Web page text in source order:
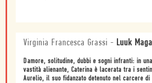
Virginia Francesca Grassi - Luuk
Damore, solitudine, dubbi e sogni infranti: in
vastità alienante, Caterina è lacerata tra i
Aurelio, il suo fidanzato detenuto nel carcere